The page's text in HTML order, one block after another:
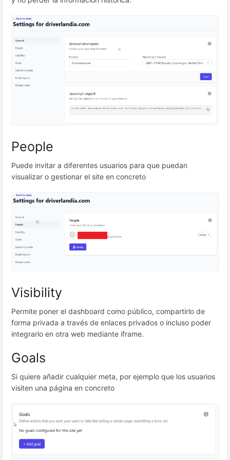
People
Puede invitar a diferentes usuarios para que puedan
visualizar o gestionar el site en concreto
Visibility
Permite poner el dashboard como público, compartirlo de
forma privada a través de enlaces privados o incluso poder
integrarlo en otra web mediante iframe.
Goals
Si quiere añadir cualquier meta, por ejemplo que los usuarios
visiten una página en concreto